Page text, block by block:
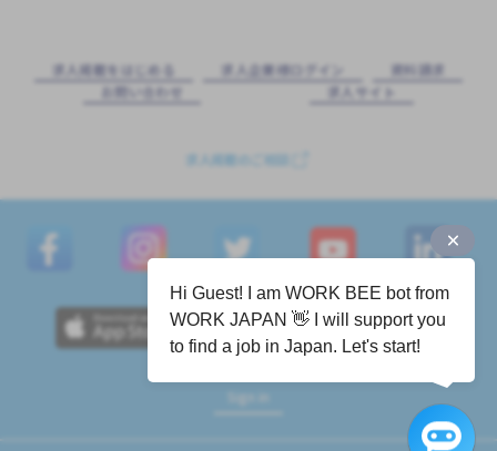
求⼈掲載をはじめる 求⼈企業様ログイン
資料請求
お問い合わせ
求⼈サイト
求人掲載のご相談
Sign in
Hi Guest! I am WORK BEE bot from
WORK JAPAN 👋 I will support you
to find a job in Japan. Let's start!